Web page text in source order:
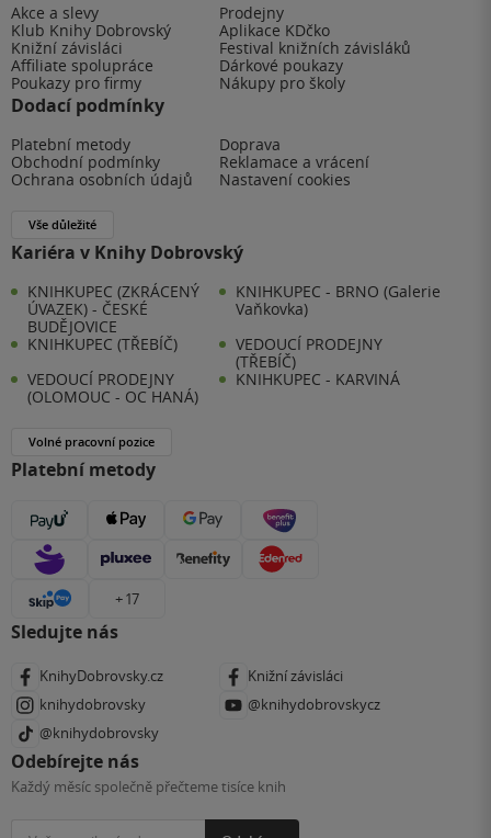
Akce a slevy
Prodejny
Klub Knihy Dobrovský
Aplikace KDčko
Knižní závisláci
Festival knižních závisláků
Affiliate spolupráce
Dárkové poukazy
Poukazy pro firmy
Nákupy pro školy
Dodací podmínky
Platební metody
Doprava
Obchodní podmínky
Reklamace a vrácení
Ochrana osobních údajů
Nastavení cookies
Vše důležité
Kariéra v Knihy Dobrovský
KNIHKUPEC (ZKRÁCENÝ
ÚVAZEK) - ČESKÉ
BUDĚJOVICE
KNIHKUPEC - BRNO (Galerie
Vaňkovka)
KNIHKUPEC (TŘEBÍČ)
VEDOUCÍ PRODEJNY
(TŘEBÍČ)
VEDOUCÍ PRODEJNY
(OLOMOUC - OC HANÁ)
KNIHKUPEC - KARVINÁ
Volné pracovní pozice
Platební metody
+ 17
Sledujte nás
KnihyDobrovsky.cz
Knižní závisláci
knihydobrovsky
@knihydobrovskycz
@knihydobrovsky
Odebírejte nás
Každý měsíc společně přečteme tisíce knih